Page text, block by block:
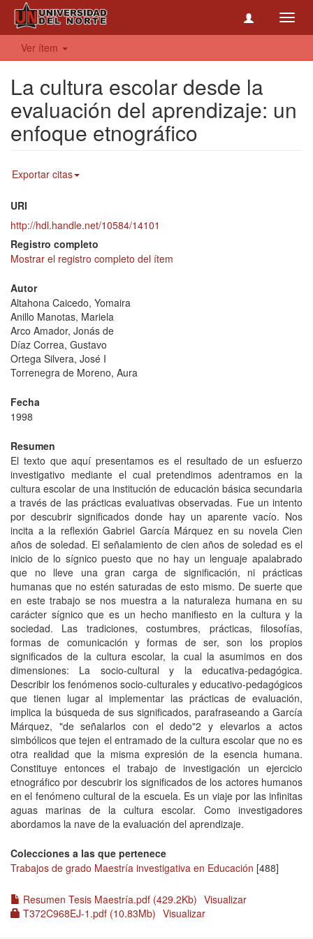
Ver ítem
La cultura escolar desde la
evaluación del aprendizaje: un
enfoque etnográfico
Exportar citas
URI
http://hdl.handle.net/10584/14101
Registro completo
Mostrar el registro completo del ítem
Autor
Altahona Caicedo, Yomaira
Anillo Manotas, Mariela
Arco Amador, Jonás de
Díaz Correa, Gustavo
Ortega Silvera, José I
Torrenegra de Moreno, Aura
Fecha
1998
Resumen
El texto que aquí presentamos es el resultado de un esfuerzo
investigativo mediante el cual pretendimos adentramos en la
cultura escolar de una institución de educación básica secundaria
a través de las prácticas evaluativas observadas. Fue un intento
por descubrir significados donde hay un aparente vacío. Nos
incita a la reflexión Gabriel García Márquez en su novela Cien
años de soledad. El señalamiento de cien años de soledad es el
inicio de lo sígnico puesto que no hay un lenguaje apalabrado
que no lleve una gran carga de significación, ni prácticas
humanas que no estén saturadas de esto mismo. De suerte que
en este trabajo se nos muestra a la naturaleza humana en su
carácter sígnico que es un hecho manifiesto en la cultura y la
sociedad. Las tradiciones, costumbres, prácticas, filosofías,
formas de comunicación y formas de ser, son los propios
significados de la cultura escolar, la cual la asumimos en dos
dimensiones: La socio-cultural y la educativa-pedagógica.
Describir los fenómenos socio-culturales y educativo-pedagógicos
que tienen lugar al implementar las prácticas de evaluación,
implica la búsqueda de sus significados, parafraseando a García
Márquez, "de señalarlos con el dedo"2 y elevarlos a actos
simbólicos que tejen el entramado de la cultura escolar que no es
otra realidad que la misma expresión de la esencia humana.
Constituye entonces el trabajo de investigación un ejercicio
etnográfico por descubrir los significados de los actores humanos
en el fenómeno cultural de la escuela. Es un viaje por las infinitas
aguas marinas de la cultura escolar. Como investigadores
abordamos la nave de la evaluación del aprendizaje.
Colecciones a las que pertenece
Trabajos de grado Maestría investigativa en Educación [488]
Resumen Tesis Maestría.pdf (429.2Kb) Visualizar
T372C968EJ-1.pdf (10.83Mb) Visualizar